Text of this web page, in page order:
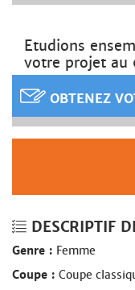
Etudions
votre projet au
OBTENEZ
DESCRIPTIF
Genre : Femme
Coupe : Coupe